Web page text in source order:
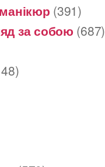
(391)
за собою (687)